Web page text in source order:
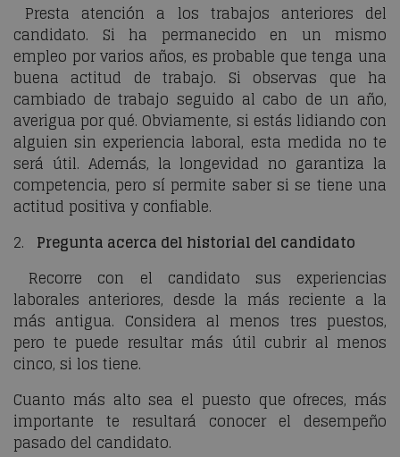
Presta atención a los trabajos anteriores del
candidato. Si ha permanecido en un mismo
empleo por varios años, es probable que tenga una
buena actitud de trabajo. Si observas que ha
cambiado de trabajo seguido al cabo de un año,
averigua por qué. Obviamente, si estás lidiando con
alguien sin experiencia laboral, esta medida no te
será útil. Además, la longevidad no garantiza la
competencia, pero sí permite saber si se tiene una
actitud positiva y confiable.
2. Pregunta acerca del historial del candidato
Recorre con el candidato sus experiencias
laborales anteriores, desde la más reciente a la
más antigua. Considera al menos tres puestos,
pero te puede resultar más útil cubrir al menos
cinco, si los tiene.
Cuanto más alto sea el puesto que ofreces, más
importante te resultará conocer el desempeño
pasado del candidato.